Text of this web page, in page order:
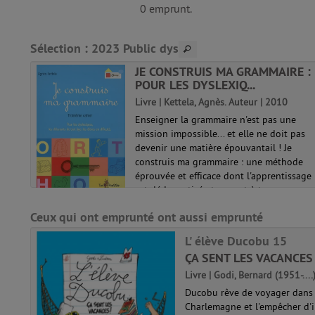
0 emprunt.
Sélection : 2023 Public dys
JE CONSTRUIS MA GRAMMAIRE :
POUR LES DYSLEXIQ...
Livre | Kettela, Agnès. Auteur | 2010
Enseigner la grammaire n'est pas une
mission impossible... et elle ne doit pas
devenir une matière épouvantail ! Je
construis ma grammaire : une méthode
éprouvée et efficace dont l'apprentissage
est dédramatisé et permet à tous ce...
Ceux qui ont emprunté ont aussi emprunté
L' élève Ducobu 15
ÇA SENT LES
Livre | Godi, Bernard (1951-
Ducobu rêve de voyager
Charlemagne et l'empêcher